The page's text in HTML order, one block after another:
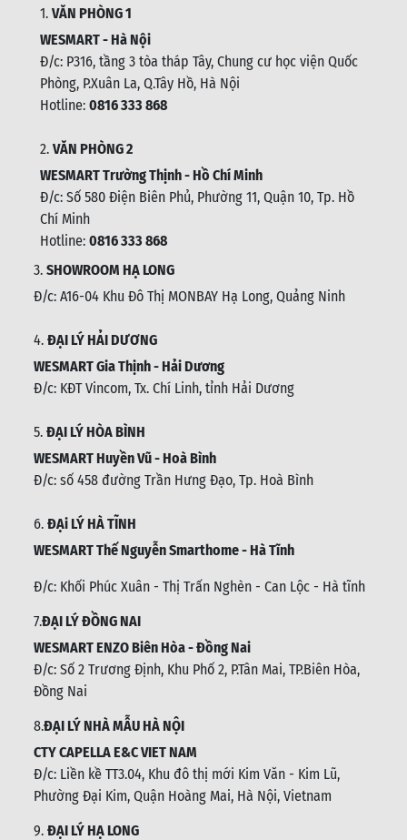
1. VĂN PHÒNG 1
WESMART - Hà Nội
Đ/c: P316, tầng 3 tòa tháp Tây, Chung cư học viện Quốc
Phòng, P.Xuân La, Q.Tây Hồ, Hà Nội
Hotline: 0816 333 868
2. VĂN PHÒNG 2
WESMART Trường Thịnh - Hồ Chí Minh
Đ/c: Số 580 Điện Biên Phủ, Phường 11, Quận 10, Tp. Hồ
Chí Minh
Hotline: 0816 333 868
3. SHOWROOM HẠ LONG
Đ/c: A16-04 Khu Đô Thị MONBAY Hạ Long, Quảng Ninh
4. ĐẠI LÝ HẢI DƯƠNG
WESMART Gia Thịnh - Hải Dương
Đ/c: KĐT Vincom, Tx. Chí Linh, tỉnh Hải Dương
5. ĐẠI LÝ HÒA BÌNH
WESMART Huyền Vũ - Hoà Bình
Đ/c: số 458 đường Trần Hưng Đạo, Tp. Hoà Bình
6. ĐẠi LÝ HÀ TĨNH
WESMART Thế Nguyễn Smarthome - Hà Tĩnh
Đ/c: Khối Phúc Xuân - Thị Trấn Nghèn - Can Lộc - Hà tĩnh
7.ĐẠI LÝ ĐỒNG NAI
WESMART ENZO Biên Hòa - Đồng Nai
Đ/c: Số 2 Trương Định, Khu Phố 2, P.Tân Mai, TP.Biên Hòa,
Đồng Nai
8.ĐẠI LÝ NHÀ MẪU HÀ NỘI
CTY CAPELLA E&C VIET NAM
Đ/c: Liền kề TT3.04, Khu đô thị mới Kim Văn - Kim Lũ,
Phường Đại Kim, Quận Hoàng Mai, Hà Nội, Vietnam
9. ĐẠI LÝ HẠ LONG